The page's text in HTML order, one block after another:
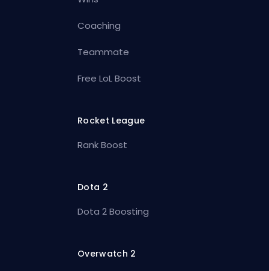
Coaching
Teammate
Free LoL Boost
Rocket League
Rank Boost
Dota 2
Dota 2 Boosting
Overwatch 2